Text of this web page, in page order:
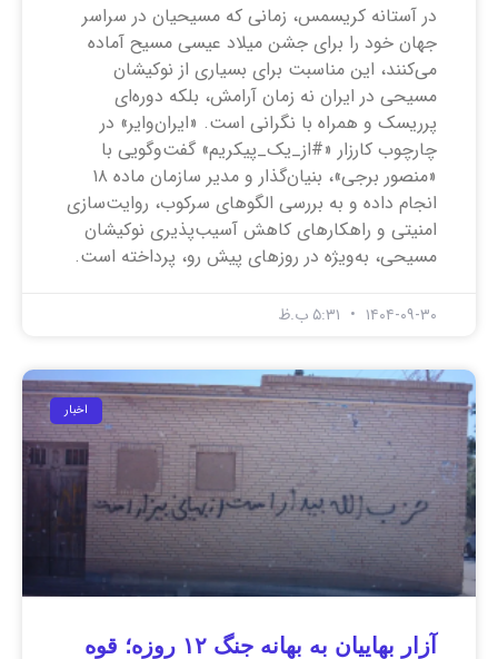
در آستانه کریسمس، زمانی که مسیحیان در سراسر
جهان خود را برای جشن میلاد عیسی مسیح آماده
می‌کنند، این مناسبت برای بسیاری از نوکیشان
مسیحی در ایران نه زمان آرامش، بلکه دوره‌ای
پرریسک و همراه با نگرانی است. «ایران‌وایر» در
چارچوب کارزار «#از_یک_پیکریم» گفت‌وگویی با
«منصور برجی»، بنیان‌گذار و مدیر سازمان ماده ۱۸
انجام داده و به بررسی الگوهای سرکوب، روایت‌سازی
امنیتی و راهکارهای کاهش آسیب‌پذیری نوکیشان
مسیحی، به‌ویژه در روزهای پیش رو، پرداخته است.
۱۴۰۴-۰۹-۳۰
اخبار
آزار بهاییان به بهانه جنگ ۱۲ روزه؛ قوه